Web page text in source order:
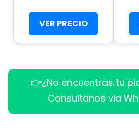
VER PRECIO
👉¿No encuentras tu
Consultanos via